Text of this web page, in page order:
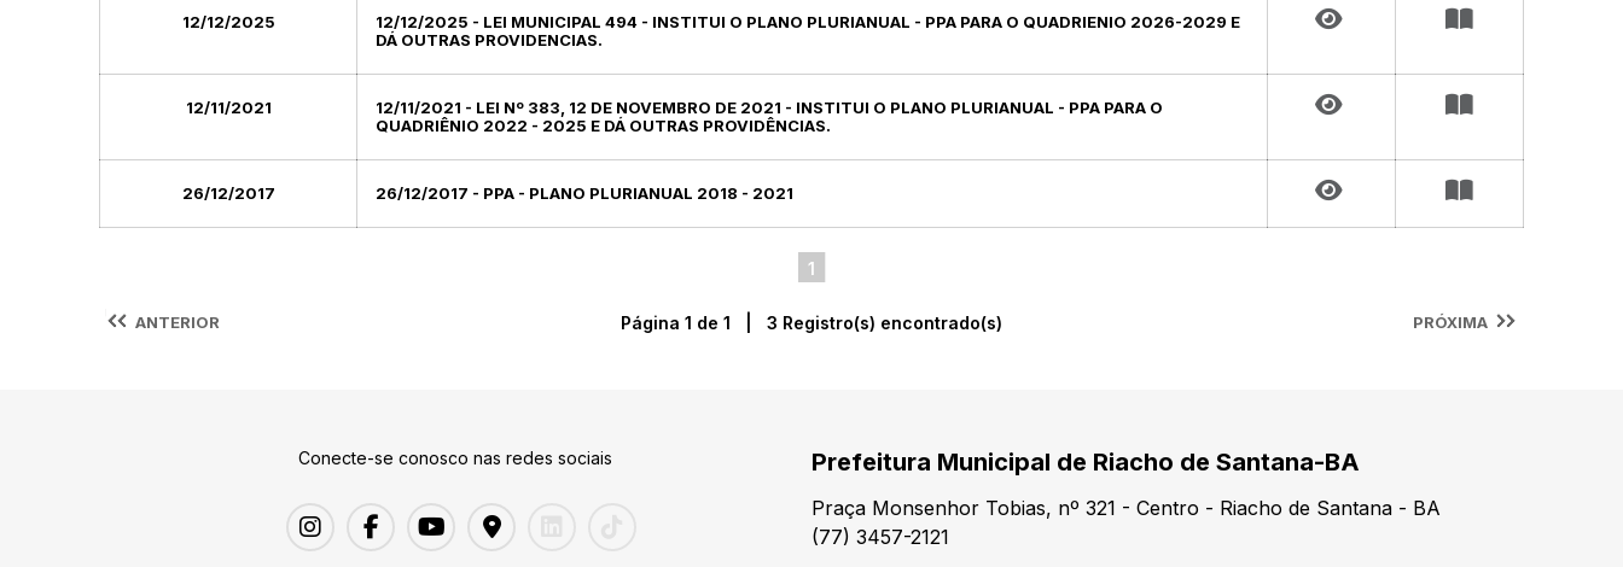
12/12/2025
12/12/2025 - LEI MUNICIPAL 494 - INSTITUI O PLANO PLURIANUAL - PPA PARA O QUADRIENIO 2026-2029 E
DÁ OUTRAS PROVIDENCIAS.
12/11/2021
12/11/2021 - LEI Nº 383, 12 DE NOVEMBRO DE 2021 - INSTITUI O PLANO PLURIANUAL - PPA PARA O
QUADRIÊNIO 2022 - 2025 E DÁ OUTRAS PROVIDÊNCIAS.
26/12/2017 26/12/2017 - PPA - PLANO PLURIANUAL 2018 - 2021
1
ANTERIOR Página 1 de 1 | 3 Registro(s) encontrado(s) PRÓXIMA
Conecte-se conosco nas redes sociais Prefeitura Municipal de Riacho de Santana-BA
Praça Monsenhor Tobias, nº 321 - Centro - Riacho de Santana - BA
(77) 3457-2121